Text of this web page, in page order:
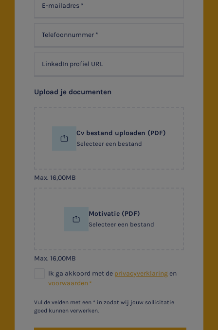
HR & Salaris
Upload je documenten
Cv bestand uploaden (PDF)
Selecteer een bestand
Max. 16,00MB
Motivatie (PDF)
Selecteer een bestand
Max. 16,00MB
Ik ga akkoord met de privacyverklaringen
voorwaarden
Vul de velden met een * in zodat wij jouw sollicitatie
goed kunnen verwerken.